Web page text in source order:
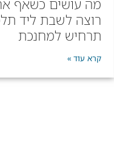
מה עושים כשאף
רוצה לשבת ליד
תרחיש למחנכת
קרא עוד »